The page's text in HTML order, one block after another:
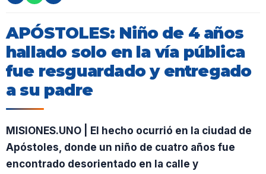
APÓSTOLES: Niño de 4 años
hallado solo en la vía pública
fue resguardado y entregado
a su padre
MISIONES.UNO | El hecho ocurrió en la ciudad de
Apóstoles, donde un niño de cuatro años fue
encontrado desorientado en la calle y